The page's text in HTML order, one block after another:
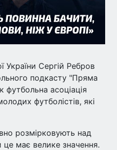
України Сергій Ребров
подкасту "Пряма
футбольна асоціація
футболістів, які
розмірковують над
має велике значення.